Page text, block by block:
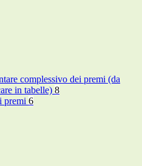
complessivo dei premi (da
in tabelle) 8
premi 6